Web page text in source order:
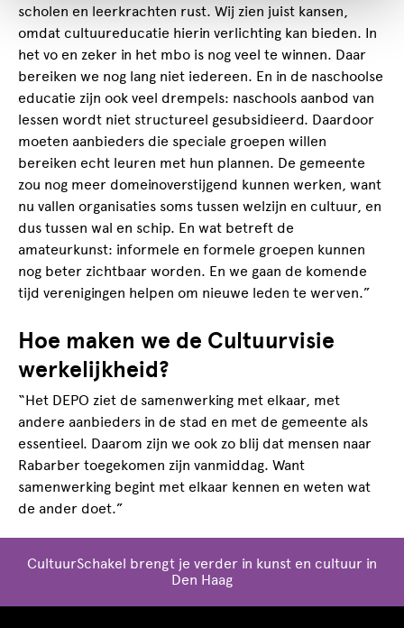
scholen en leerkrachten rust. Wij zien juist kansen,
omdat cultuureducatie hierin verlichting kan bieden. In
het vo en zeker in het mbo is nog veel te winnen. Daar
bereiken we nog lang niet iedereen. En in de naschoolse
educatie zijn ook veel drempels: naschools aanbod van
lessen wordt niet structureel gesubsidieerd. Daardoor
moeten aanbieders die speciale groepen willen
bereiken echt leuren met hun plannen. De gemeente
zou nog meer domeinoverstijgend kunnen werken, want
nu vallen organisaties soms tussen welzijn en cultuur, en
dus tussen wal en schip. En wat betreft de
amateurkunst: informele en formele groepen kunnen
nog beter zichtbaar worden. En we gaan de komende
tijd verenigingen helpen om nieuwe leden te werven.”
Hoe maken we de Cultuurvisie
werkelijkheid?
“Het DEPO ziet de samenwerking met elkaar, met
andere aanbieders in de stad en met de gemeente als
essentieel. Daarom zijn we ook zo blij dat mensen naar
Rabarber toegekomen zijn vanmiddag. Want
samenwerking begint met elkaar kennen en weten wat
de ander doet.”
CultuurSchakel brengt je verder in kunst en cultuur in
Den Haag